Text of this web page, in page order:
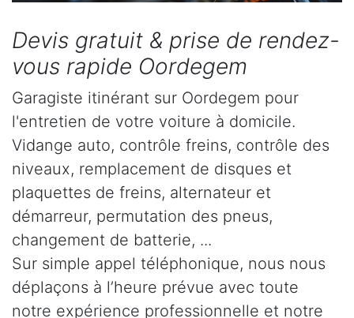
Devis gratuit & prise de rendez-
vous rapide Oordegem
Garagiste itinérant sur Oordegem pour
l'entretien de votre voiture à domicile.
Vidange auto, contrôle freins, contrôle des
niveaux, remplacement de disques et
plaquettes de freins, alternateur et
démarreur, permutation des pneus,
changement de batterie, ...
Sur simple appel téléphonique, nous nous
déplaçons à l’heure prévue avec toute
notre expérience professionnelle et notre